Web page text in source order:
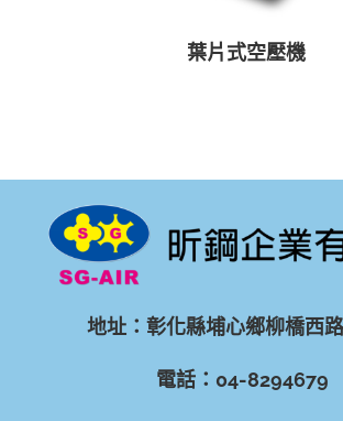
葉片式空壓機
地址：彰化縣埔心鄉柳橋西
電話：04-8294679